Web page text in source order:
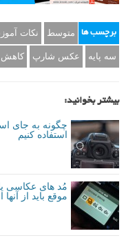
برچسب ها متوسط نکات
سه پایه عکس شارپ کاهش
بیشتر بخوانید:
چگونه به جای
استفاده کنیم
موقع باید از آنها